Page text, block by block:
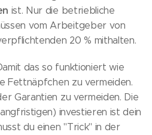
ist. Nur die betriebliche
vom Arbeitgeber von
20 % mithalten.
das so funktioniert wie
Fettnäpfchen zu vermeiden.
Garantien zu vermeiden. Die
investieren ist dein
du einen "Trick" in der